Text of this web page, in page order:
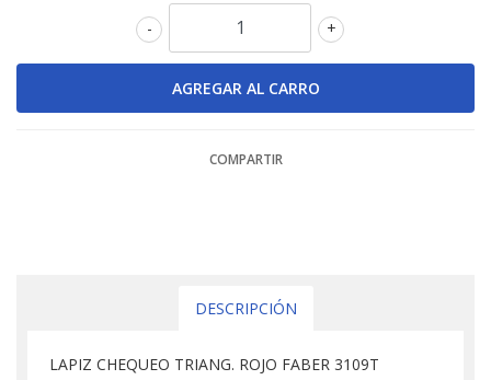
+
-
COMPARTIR
DESCRIPCIÓN
LAPIZ CHEQUEO TRIANG. ROJO FABER 3109T